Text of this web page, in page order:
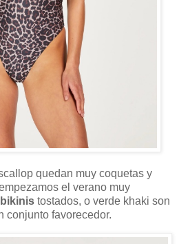
quedan muy coquetas y
el verano muy
tostados, o verde khaki son
conjunto favorecedor.